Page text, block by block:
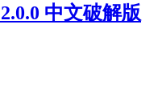
中文破解版